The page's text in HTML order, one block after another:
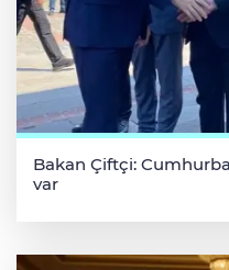
Bakan Çiftçi:
var